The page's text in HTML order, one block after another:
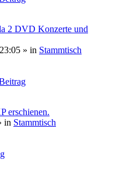
2 DVD Konzerte und
» in Stammtisch
erschienen.
in Stammtisch